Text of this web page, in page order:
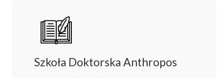
Szkoła Doktorska Anthropos